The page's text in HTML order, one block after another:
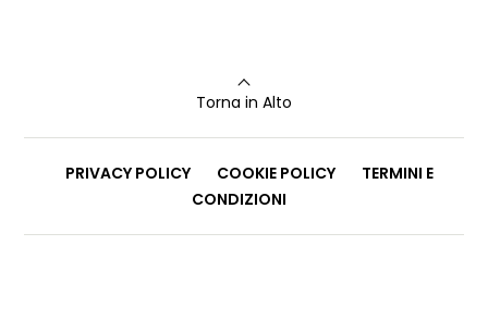
Torna in Alto
PRIVACY POLICY COOKIE POLICY
TERMINI E
CONDIZIONI